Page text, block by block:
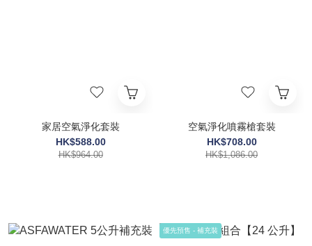
家居空氣淨化套裝
HK$588.00
HK$964.00
空氣淨化噴霧槍套裝
HK$708.00
HK$1,086.00
優先預售 - 補充裝